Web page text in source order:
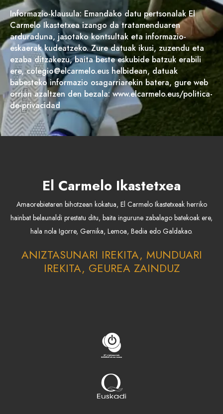
Informazio-klausula: Emandako datu pertsonalak El
Carmelo Ikastetxea izango da tratamenduaren
arduraduna, jasotako kontsultak eta informazio-
eskaerak kudeatzeko. Zure datuak ikusi, zuzendu eta
ezaba ditzakezu, baita beste eskubide batzuk erabili
ere, colegio@elcarmelo.eus helbidean, datuak
babesteko informazio osagarriarekin batera, gure web
orrian azaltzen den bezala: www.elcarmelo.eus/politica-
de-privacidad
El Carmelo Ikastetxea
Amaorebietaren bihotzean kokatua, El Carmelo Ikastetxeak herriko
hainbat belaunaldi prestatu ditu, baita ingurune zabalago batekoak ere,
hala nola Igorre, Gernika, Lemoa, Bedia edo Galdakao.
ANIZTASUNARI IREKITA, MUNDUARI
IREKITA, GEUREA ZAINDUZ